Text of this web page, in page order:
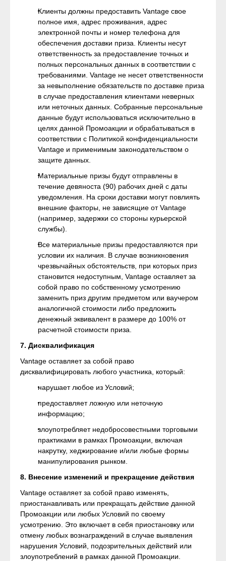
Клиенты должны предоставить Vantage свое
полное имя, адрес проживания, адрес
электронной почты и номер телефона для
обеспечения доставки приза. Клиенты несут
ответственность за предоставление точных и
полных персональных данных в соответствии с
требованиями. Vantage не несет ответственности
за невыполнение обязательств по доставке приза
в случае предоставления клиентами неверных
или неточных данных. Собранные персональные
данные будут использоваться исключительно в
целях данной Промоакции и обрабатываться в
соответствии с Политикой конфиденциальности
Vantage и применимым законодательством о
защите данных.
Материальные призы будут отправлены в
течение девяноста (90) рабочих дней с даты
уведомления. На сроки доставки могут повлиять
внешние факторы, не зависящие от Vantage
(например, задержки со стороны курьерской
службы).
Все материальные призы предоставляются при
условии их наличия. В случае возникновения
чрезвычайных обстоятельств, при которых приз
становится недоступным, Vantage оставляет за
собой право по собственному усмотрению
заменить приз другим предметом или ваучером
аналогичной стоимости либо предложить
денежный эквивалент в размере до 100% от
расчетной стоимости приза.
7. Дисквалификация
Vantage оставляет за собой право
дисквалифицировать любого участника, который:
нарушает любое из Условий;
предоставляет ложную или неточную
информацию;
злоупотребляет недобросовестными торговыми
практиками в рамках Промоакции, включая
накрутку, хеджирование и/или любые формы
манипулирования рынком.
8. Внесение изменений и прекращение действия
Vantage оставляет за собой право изменять,
приостанавливать или прекращать действие данной
Промоакции или любых Условий по своему
усмотрению. Это включает в себя приостановку или
отмену любых вознаграждений в случае выявления
нарушения Условий, подозрительных действий или
злоупотреблений в рамках данной Промоакции.